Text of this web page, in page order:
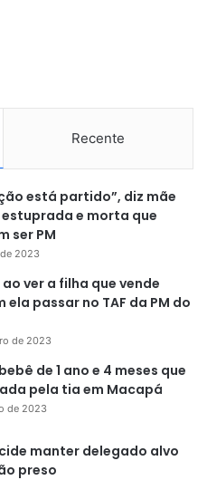
Recente
está partido”, diz mãe
e morta que
ser PM
2023
ver a filha que vende
ela passar no TAF da PM do
de 2023
de 1 ano e 4 meses que
pela tia em Macapá
de 2023
manter delegado alvo
preso